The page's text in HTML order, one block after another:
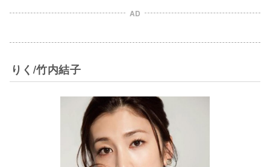
AD
りく/竹内結子